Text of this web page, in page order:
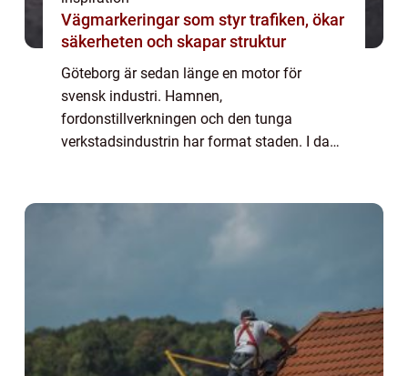
Vägmarkeringar som styr trafiken, ökar
säkerheten och skapar struktur
Göteborg är sedan länge en motor för
svensk industri. Hamnen,
fordonstillverkningen och den tunga
verkstadsindustrin har format staden. I dag